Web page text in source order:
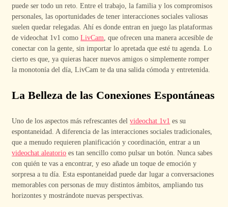
puede ser todo un reto. Entre el trabajo, la familia y los compromisos
personales, las oportunidades de tener interacciones sociales valiosas
suelen quedar relegadas. Ahí es donde entran en juego las plataformas
de videochat 1v1 comoLivCam, que ofrecen una manera accesible de
conectar con la gente, sin importar lo apretada que esté tu agenda. Lo
cierto es que, ya quieras hacer nuevos amigos o simplemente romper
la monotonía del día, LivCam te da una salida cómoda y entretenida.
La Belleza de las Conexiones Espontáneas
Uno de los aspectos más refrescantes delvideochat 1v1 es su
espontaneidad. A diferencia de las interacciones sociales tradicionales,
que a menudo requieren planificación y coordinación, entrar a un
videochat aleatorio es tan sencillo como pulsar un botón. Nunca sabes
con quién te vas a encontrar, y eso añade un toque de emoción y
sorpresa a tu día. Esta espontaneidad puede dar lugar a conversaciones
memorables con personas de muy distintos ámbitos, ampliando tus
horizontes y mostrándote nuevas perspectivas.